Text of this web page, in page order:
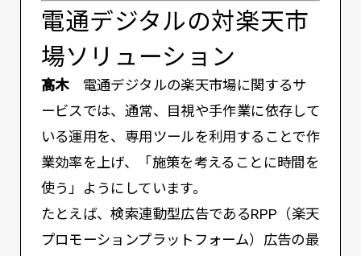
電通デジタルの対楽天市
場ソリューション
髙木電通デジタルの楽天市場に関するサ
ービスでは、通常、目視や手作業に依存して
いる運用を、専用ツールを利用することで作
業効率を上げ、「施策を考えることに時間を
使う」ようにしています。
たとえば、検索連動型広告であるRPP（楽天
プロモーションプラットフォーム）広告の最